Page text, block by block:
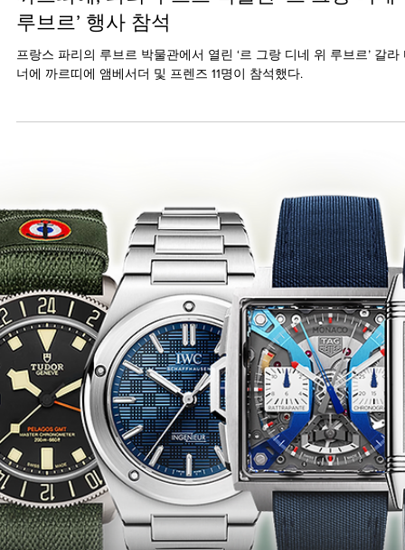
2025년 4월 1일
WWG 2025 까르띠에 프리베 탱크 아 기쉐
치
까르띠에는 올해 디지털 방식으로 시간을 표시하는 1928년의 탱크 아
쉐 워치를 다시 소개했다.